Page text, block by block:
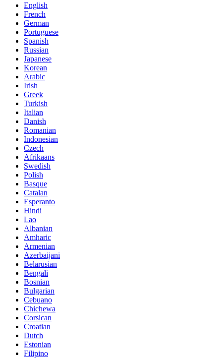
English
French
German
Portuguese
Spanish
Russian
Japanese
Korean
Arabic
Irish
Greek
Turkish
Italian
Danish
Romanian
Indonesian
Czech
Afrikaans
Swedish
Polish
Basque
Catalan
Esperanto
Hindi
Lao
Albanian
Amharic
Armenian
Azerbaijani
Belarusian
Bengali
Bosnian
Bulgarian
Cebuano
Chichewa
Corsican
Croatian
Dutch
Estonian
Filipino